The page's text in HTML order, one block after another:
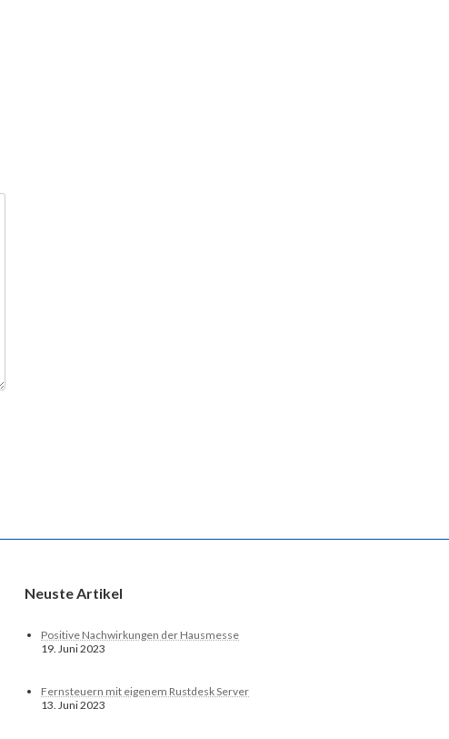
Neuste Artikel
Positive Nachwirkungen der Hausmesse
19. Juni 2023
Fernsteuern mit eigenem Rustdesk Server
13. Juni 2023